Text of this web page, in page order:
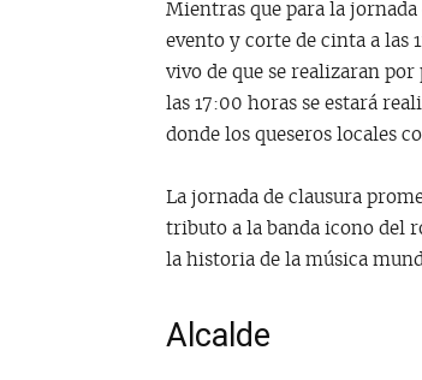
Mientras que para la
evento y corte de cinta a las
vivo de que se realizaran por
las 17:00 horas se estará
donde los queseros locales
La jornada de clausura
tributo a la banda icono del
la historia de la música
Alcalde